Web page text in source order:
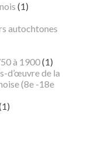
(1)
autochtones
à 1900(1)
d’œuvre de la
(8e -18e